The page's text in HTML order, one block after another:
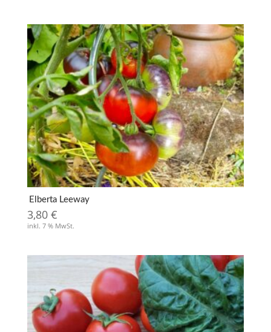
Elberta Leeway
3,80 €
inkl. 7 % MwSt.